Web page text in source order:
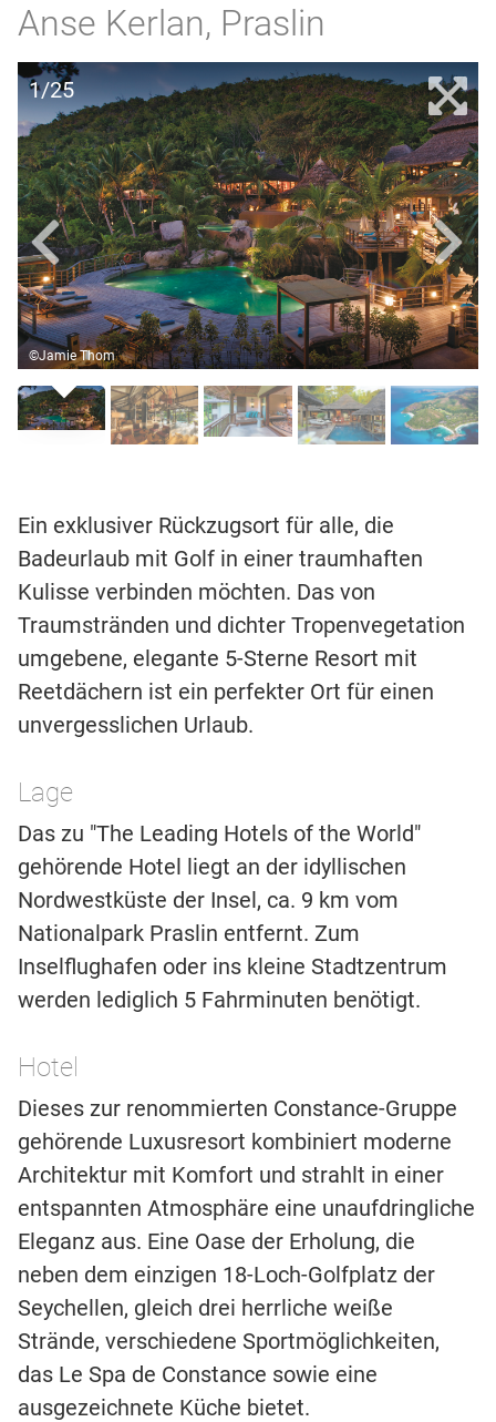
Anse Kerlan, Praslin
1/25
©Jamie Thom
Ein exklusiver Rückzugsort für alle, die
Badeurlaub mit Golf in einer traumhaften
Kulisse verbinden möchten. Das von
Traumstränden und dichter Tropenvegetation
umgebene, elegante 5-Sterne Resort mit
Reetdächern ist ein perfekter Ort für einen
unvergesslichen Urlaub.
Lage
Das zu "The Leading Hotels of the World"
gehörende Hotel liegt an der idyllischen
Nordwestküste der Insel, ca. 9 km vom
Nationalpark Praslin entfernt. Zum
Inselflughafen oder ins kleine Stadtzentrum
werden lediglich 5 Fahrminuten benötigt.
Hotel
Dieses zur renommierten Constance-Gruppe
gehörende Luxusresort kombiniert moderne
Architektur mit Komfort und strahlt in einer
entspannten Atmosphäre eine unaufdringliche
Eleganz aus. Eine Oase der Erholung, die
neben dem einzigen 18-Loch-Golfplatz der
Seychellen, gleich drei herrliche weiße
Strände, verschiedene Sportmöglichkeiten,
das Le Spa de Constance sowie eine
ausgezeichnete Küche bietet.